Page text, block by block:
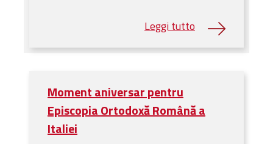
Moment aniversar pentru
Episcopia Ortodoxă Română a
Italiei